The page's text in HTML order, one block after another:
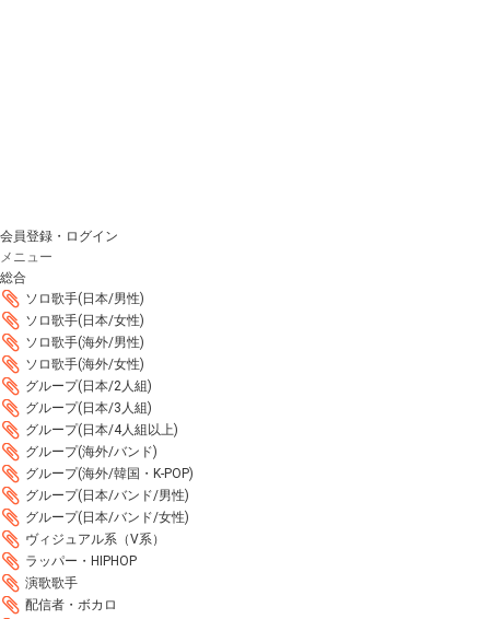
会員登録・ログイン
メニュー
総合
ソロ歌手(日本/男性)
ソロ歌手(日本/女性)
ソロ歌手(海外/男性)
ソロ歌手(海外/女性)
グループ(日本/2人組)
グループ(日本/3人組)
グループ(日本/4人組以上)
グループ(海外/バンド)
グループ(海外/韓国・K-POP)
グループ(日本/バンド/男性)
グループ(日本/バンド/女性)
ヴィジュアル系（V系）
ラッパー・HIPHOP
演歌歌手
配信者・ボカロ